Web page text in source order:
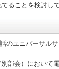
ることを検討して
のユニバーサル
部会）において